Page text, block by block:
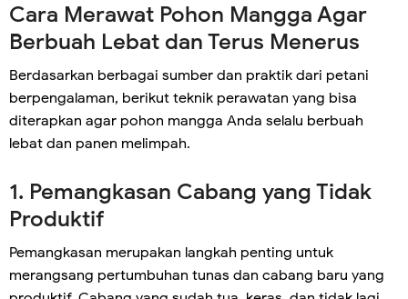
Cara Merawat Pohon Mangga Agar
Berbuah Lebat dan Terus Menerus
Berdasarkan berbagai sumber dan praktik dari petani
berpengalaman, berikut teknik perawatan yang bisa
diterapkan agar pohon mangga Anda selalu berbuah
lebat dan panen melimpah.
1. Pemangkasan Cabang yang Tidak
Produktif
Pemangkasan merupakan langkah penting untuk
merangsang pertumbuhan tunas dan cabang baru yang